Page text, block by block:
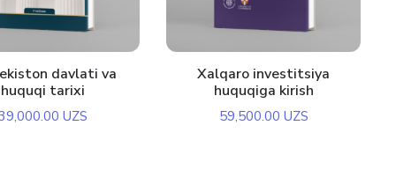
davlati va
huquqi tarixi
UZS
Xalqaro investitsiya
huquqiga kirish
59,500.00 UZS